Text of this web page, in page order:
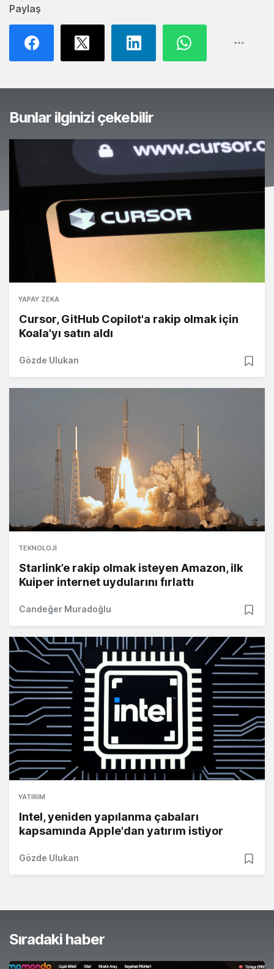
Paylaş
Bunlar ilginizi çekebilir
YAPAY ZEKA
Cursor, GitHub Copilot'a rakip olmak için
Koala'yı satın aldı
Gözde Ulukan
TEKNOLOJI
Starlink’e rakip olmak isteyen Amazon, ilk
Kuiper internet uydularını fırlattı
Candeğer Muradoğlu
YATIRIM
Intel, yeniden yapılanma çabaları
kapsamında Apple'dan yatırım istiyor
Gözde Ulukan
Sıradaki haber